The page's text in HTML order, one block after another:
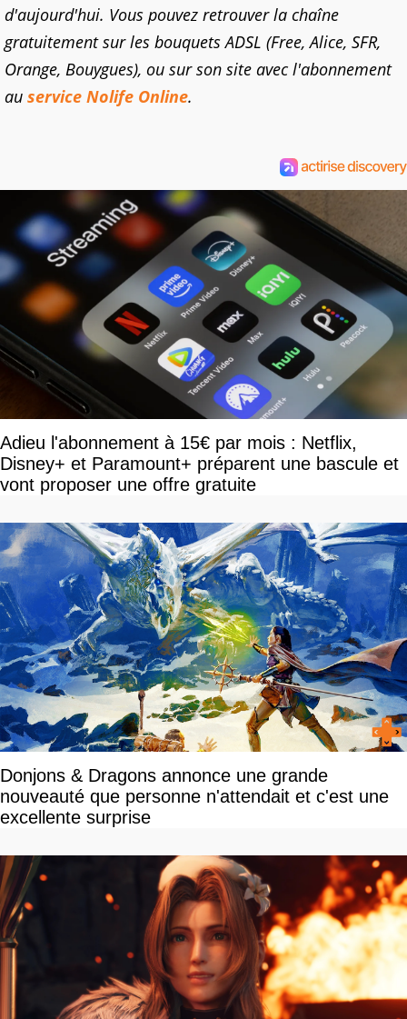
d'aujourd'hui. Vous pouvez retrouver la chaîne
gratuitement sur les bouquets ADSL (Free, Alice, SFR,
Orange, Bouygues), ou sur son site avec l'abonnement
au service Nolife Online.
Adieu l'abonnement à 15€ par mois : Netflix,
Disney+ et Paramount+ préparent une bascule et
vont proposer une offre gratuite
Donjons & Dragons annonce une grande
nouveauté que personne n'attendait et c'est une
excellente surprise